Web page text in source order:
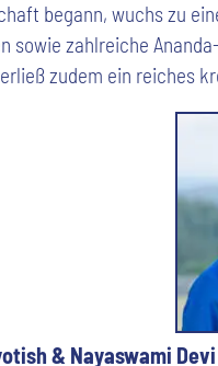
begann, wuchs zu
sowie zahlreiche
zudem ein reiches
& Nayaswami Devi